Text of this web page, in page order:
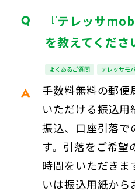
『テレッサ
を教えてくださ
よくあるご質問 テレッサモ
手数料無料の郵便
いただける振込
振込、口座引落で
す。引落をご希望
時間をいただきま
いは振込用紙から